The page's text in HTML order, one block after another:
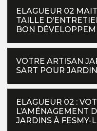
ELAGUEUR 02
TAILLE
BON
VOTRE ARTISAN
SART POUR
ELAGUEUR 02 :
L’AMÉNAGEMENT
JARDINS À FESMY-